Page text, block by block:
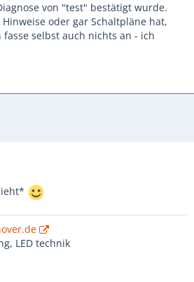
von "test" bestätigt wurde.
oder gar Schaltpläne hat,
selbst auch nichts an - ich
LED technik